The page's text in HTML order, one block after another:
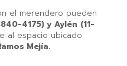
el merendero pueden
4175) y Aylén (11-
al espacio ubicado
Mejía.